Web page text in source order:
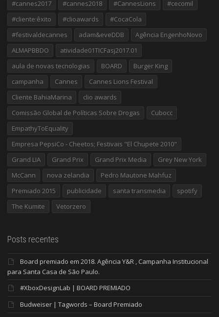
#cannes2017
#cannes2018 #CannesLions
#cecomil
#cliente:êxito
#clioawards
#CocaCola
#festivaldecannes
adam&eveDDB
Agência EngenhoNovo
ALMAPBBDO
atividade01TICFasj2017.01
aula de novas tecnologias
BOARD
Burger King
campanha
Cannes
Cannes Lions Festival
Cliente BahiaMarina
clio awards
Comissão Global de Políticas Sobre Drogas
Cubocc
EmpathyToEquality
Empresa PepsiCo - Cheetos; Festivais "El Chupete 2010"
Grand LIA
Grand Prix Grand Prix Media
Grey New York
McCann
nova zelandia
Pedro Mautone Mahfuz
Premiado 2015
publicidade santa transmedia
spotify
The Kumite
Vetorzero
Posts recentes
Board premiado em 2018. Agência Y&R , Campanha Institucional
para Santa Casa de São Paulo.
#XboxDesignLab | BOARD PREMIADO
Budweiser | Tagwords – Board Premiado